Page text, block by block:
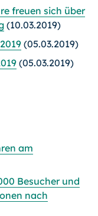
freuen sich über
(10.03.2019)
(05.03.2019)
(05.03.2019)
am
Besucher und
nach